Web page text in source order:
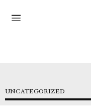
UNCATEGORIZED